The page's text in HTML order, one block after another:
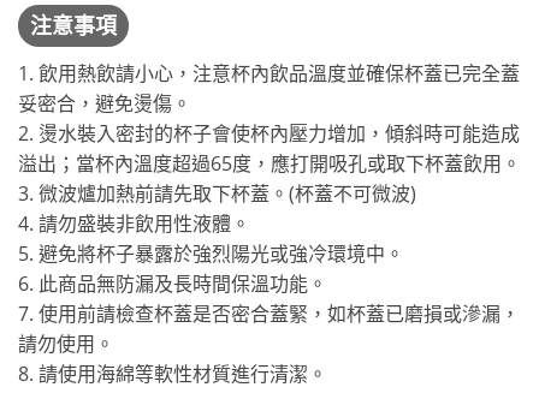
注意事項
1. 飲用熱飲請小心，注意杯內飲品溫度並確保杯蓋已完全蓋
妥密合，避免燙傷。
2. 燙水裝入密封的杯子會使杯內壓力增加，傾斜時可能造成
溢出；當杯內溫度超過65度，應打開吸孔或取下杯蓋飲用。
3. 微波爐加熱前請先取下杯蓋。(杯蓋不可微波)
4. 請勿盛裝非飲用性液體。
5. 避免將杯子暴露於強烈陽光或強冷環境中。
6. 此商品無防漏及長時間保溫功能。
7. 使用前請檢查杯蓋是否密合蓋緊，如杯蓋已磨損或滲漏，
請勿使用。
8. 請使用海綿等軟性材質進行清潔。